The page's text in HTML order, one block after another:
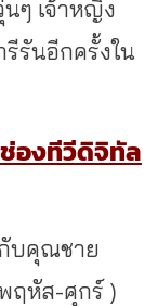
ๆ เจ้าหญิง
รีรันอีกครั้งใน
ช่องทีวีดิจิทัล
บคุณชาย
ฤหัส-ศุกร์ )